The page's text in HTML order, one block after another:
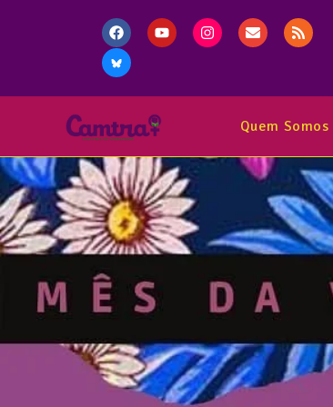
Quem Somos